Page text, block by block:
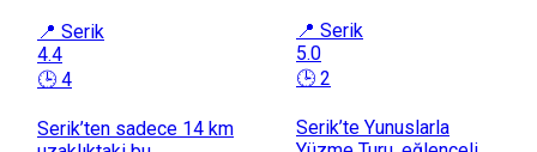
📍 Serik
4.4
🕒 4
Serik’ten sadece 14 km
📍 Serik
5.0
🕒 2
Serik’te Yunuslarla